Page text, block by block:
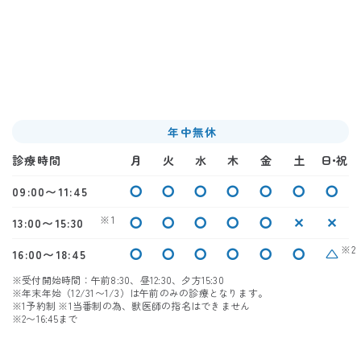
年中無休
診療時間
月 火 水 木 金 土
日・祝
09:00〜11:45
〇 〇 〇 〇 〇 〇 〇
13:00〜15:30 ※1 〇 〇 〇 〇 〇 ✕ ✕
16:00〜18:45 〇 〇 〇 〇 〇 〇 △ ※2
※受付開始時間：午前8:30、昼12:30、夕方15:30
※年末年始（12/31〜1/3）は午前のみの診療となります。
※1予約制 ※1当番制の為、獣医師の指名はできません
※2〜16:45まで